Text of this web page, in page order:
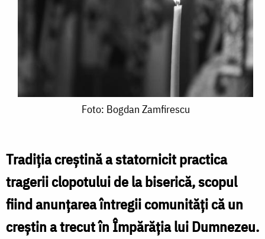
Zamfirescu
Foto: Bogdan Zamfirescu
Tradiția creștină a statornicit practica
tragerii clopotului de la biserică, scopul
fiind anunțarea întregii comunități că un
creștin a trecut în Împărăția lui Dumnezeu.